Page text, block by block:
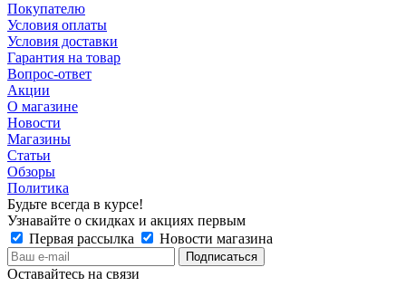
Покупателю
Условия оплаты
Условия доставки
Гарантия на товар
Вопрос-ответ
Акции
О магазине
Новости
Магазины
Статьи
Обзоры
Политика
Будьте всегда в курсе!
Узнавайте о скидках и акциях первым
Первая рассылка
Новости магазина
Оставайтесь на связи